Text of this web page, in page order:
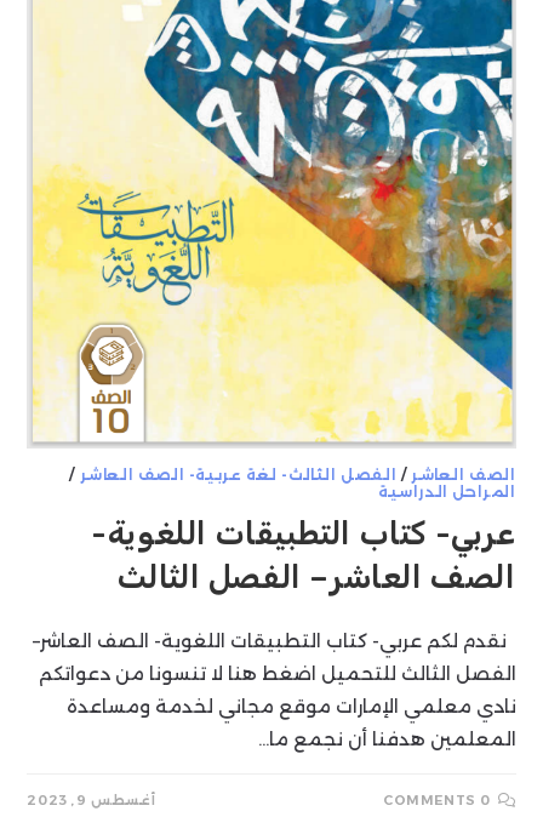
الصف العاشر / الفصل الثالث- لغة عربية- الصف العاشر /
المراحل الدراسية
عربي- كتاب التطبيقات اللغوية-
الصف العاشر– الفصل الثالث
نقدم لكم عربي- كتاب التطبيقات اللغوية- الصف العاشر–
الفصل الثالث للتحميل اضغط هنا لا تنسونا من دعواتكم
نادي معلمي الإمارات موقع مجاني لخدمة ومساعدة
المعلمين هدفنا أن نجمع ما…
0 COMMENTS أغسطس 9, 2023